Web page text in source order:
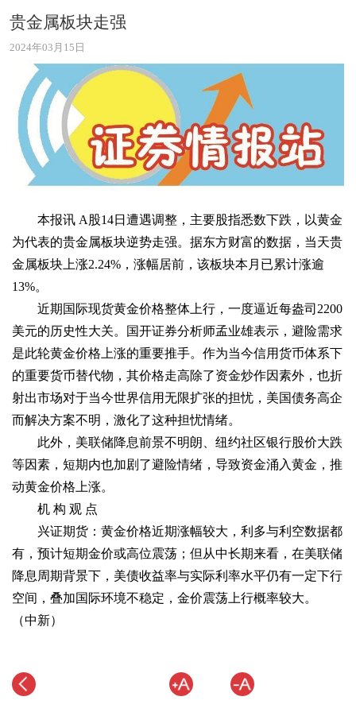
贵金属板块走强
2024年03月15日
本报讯 A股14日遭遇调整，主要股指悉数下跌，以黄金
为代表的贵金属板块逆势走强。据东方财富的数据，当天贵
金属板块上涨2.24%，涨幅居前，该板块本月已累计涨逾
13%。
近期国际现货黄金价格整体上行，一度逼近每盎司2200
美元的历史性大关。国开证券分析师孟业雄表示，避险需求
是此轮黄金价格上涨的重要推手。作为当今信用货币体系下
的重要货币替代物，其价格走高除了资金炒作因素外，也折
射出市场对于当今世界信用无限扩张的担忧，美国债务高企
而解决方案不明，激化了这种担忧情绪。
此外，美联储降息前景不明朗、纽约社区银行股价大跌
等因素，短期内也加剧了避险情绪，导致资金涌入黄金，推
动黄金价格上涨。
机 构 观 点
兴证期货：黄金价格近期涨幅较大，利多与利空数据都
有，预计短期金价或高位震荡；但从中长期来看，在美联储
降息周期背景下，美债收益率与实际利率水平仍有一定下行
空间，叠加国际环境不稳定，金价震荡上行概率较大。
（中新）